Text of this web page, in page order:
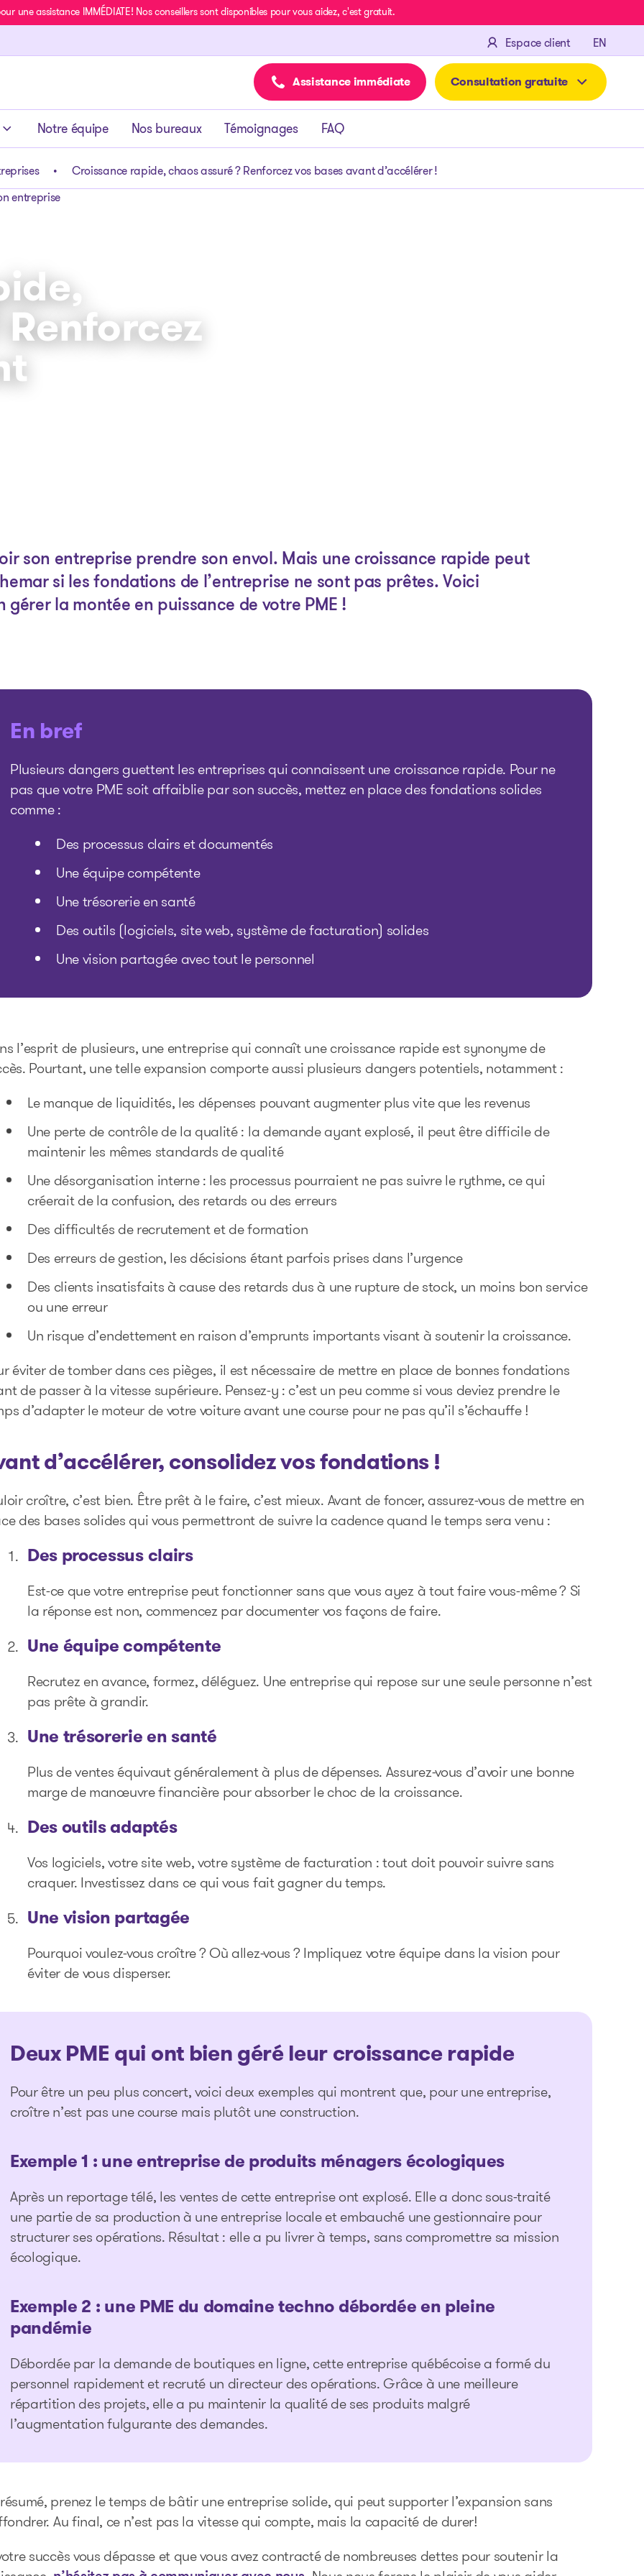
une assistance IMMÉDIATE! Nos conseillers sont disponibles pour vous aidez, c'est gratuit.
Espace client EN
Assistance immédiate Consultation gratuite
Outils
Articles et conseils
Notre équipe Nos bureaux Témoignages FAQ
Croissance rapide, chaos assuré ? Renforcez vos bases avant d’accélérer !
son entreprise prendre son envol. Mais une croissance rapide peut
si les fondations de l’entreprise ne sont pas prêtes. Voici
la montée en puissance de votre PME !
En bref
Plusieurs dangers guettent les entreprises qui connaissent une croissance rapide. Pour ne
pas que votre PME soit affaiblie par son succès, mettez en place des fondations solides
comme :
Des processus clairs et documentés
Une équipe compétente
Une trésorerie en santé
Des outils (logiciels, site web, système de facturation) solides
Une vision partagée avec tout le personnel
l’esprit de plusieurs, une entreprise qui connaît une croissance rapide est synonyme de
Pourtant, une telle expansion comporte aussi plusieurs dangers potentiels, notamment :
Le manque de liquidités, les dépenses pouvant augmenter plus vite que les revenus
Une perte de contrôle de la qualité : la demande ayant explosé, il peut être difficile de
maintenir les mêmes standards de qualité
Une désorganisation interne : les processus pourraient ne pas suivre le rythme, ce qui
créerait de la confusion, des retards ou des erreurs
Des difficultés de recrutement et de formation
Des erreurs de gestion, les décisions étant parfois prises dans l’urgence
Des clients insatisfaits à cause des retards dus à une rupture de stock, un moins bon service
ou une erreur
Un risque d’endettement en raison d’emprunts importants visant à soutenir la croissance.
éviter de tomber dans ces pièges, il est nécessaire de mettre en place de bonnes fondations
de passer à la vitesse supérieure. Pensez-y : c’est un peu comme si vous deviez prendre le
d’adapter le moteur de votre voiture avant une course pour ne pas qu’il s’échauffe !
d’accélérer, consolidez vos fondations !
croître, c’est bien. Être prêt à le faire, c’est mieux. Avant de foncer, assurez-vous de mettre en
des bases solides qui vous permettront de suivre la cadence quand le temps sera venu :
Des processus clairs
Est-ce que votre entreprise peut fonctionner sans que vous ayez à tout faire vous-même ? Si
la réponse est non, commencez par documenter vos façons de faire.
Une équipe compétente
Recrutez en avance, formez, déléguez. Une entreprise qui repose sur une seule personne n’est
pas prête à grandir.
Une trésorerie en santé
Plus de ventes équivaut généralement à plus de dépenses. Assurez-vous d’avoir une bonne
marge de manœuvre financière pour absorber le choc de la croissance.
Des outils adaptés
Vos logiciels, votre site web, votre système de facturation : tout doit pouvoir suivre sans
craquer. Investissez dans ce qui vous fait gagner du temps.
Une vision partagée
Pourquoi voulez-vous croître ? Où allez-vous ? Impliquez votre équipe dans la vision pour
éviter de vous disperser.
Deux PME qui ont bien géré leur croissance rapide
Pour être un peu plus concert, voici deux exemples qui montrent que, pour une entreprise,
croître n’est pas une course mais plutôt une construction.
Exemple 1 : une entreprise de produits ménagers écologiques
Après un reportage télé, les ventes de cette entreprise ont explosé. Elle a donc sous-traité
une partie de sa production à une entreprise locale et embauché une gestionnaire pour
structurer ses opérations. Résultat : elle a pu livrer à temps, sans compromettre sa mission
écologique.
Exemple 2 : une PME du domaine techno débordée en pleine
pandémie
Débordée par la demande de boutiques en ligne, cette entreprise québécoise a formé du
personnel rapidement et recruté un directeur des opérations. Grâce à une meilleure
répartition des projets, elle a pu maintenir la qualité de ses produits malgré
l’augmentation fulgurante des demandes.
prenez le temps de bâtir une entreprise solide, qui peut supporter l’expansion sans
Au final, ce n’est pas la vitesse qui compte, mais la capacité de durer!
succès vous dépasse et que vous avez contracté de nombreuses dettes pour soutenir la